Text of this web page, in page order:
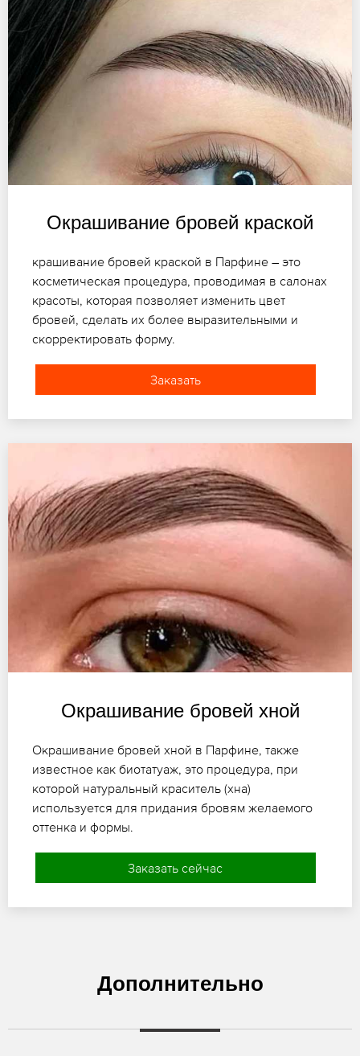
Окрашивание бровей краской
крашивание бровей краской в Парфине – это
косметическая процедура, проводимая в салонах
красоты, которая позволяет изменить цвет
бровей, сделать их более выразительными и
скорректировать форму.
Заказать
Окрашивание бровей хной
Окрашивание бровей хной в Парфине, также
известное как биотатуаж, это процедура, при
которой натуральный краситель (хна)
используется для придания бровям желаемого
оттенка и формы.
Заказать сейчас
Дополнительно